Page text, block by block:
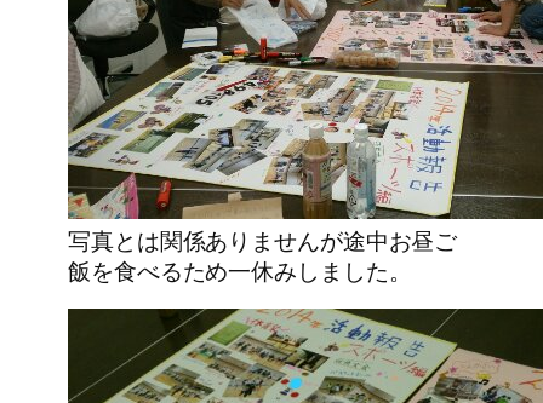
写真とは関係ありませんが途中お昼ご
飯を食べるため一休みしました。